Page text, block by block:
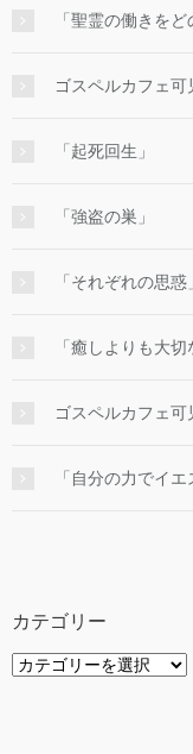
「聖霊の働きを
ゴスペルカフェ
「起死回生」
「強盗の巣」
「それぞれの思惑」
「癒しよりも大切
ゴスペルカフェ
「自分の力でイ
カテゴリー
カ